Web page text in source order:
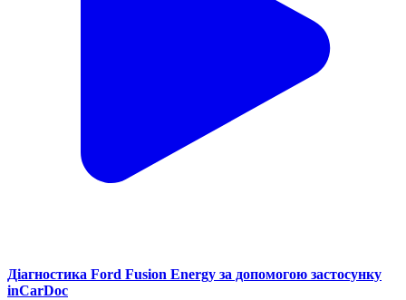
Діагностика Ford Fusion Energy за допомогою застосунку
inCarDoc